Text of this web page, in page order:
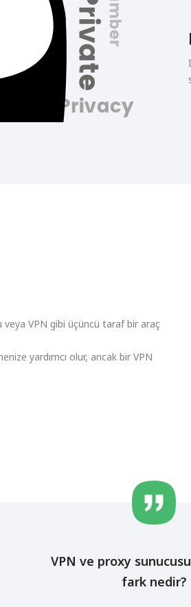
veya VPN gibi üçüncü taraf bir araç
yardımcı olur, ancak bir VPN
VPN ve proxy
fark nedir?